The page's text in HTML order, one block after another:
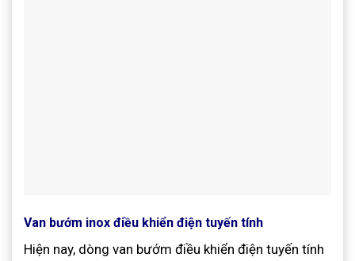
Van bướm inox điều khiển điện tuyến tính
Hiện nay, dòng van bướm điều khiển điện tuyến tính